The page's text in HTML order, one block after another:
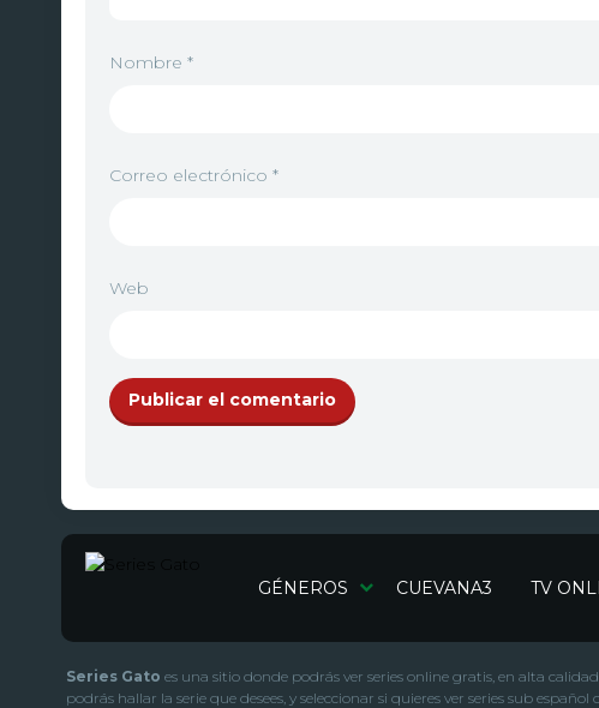
Nombre *
Correo electrónico *
Web
GÉNEROS CUEVANA3 TV
Series Gato es una sitio donde podrás ver series online gratis, en alta
podrás hallar la serie que desees, y seleccionar si quieres ver series sub